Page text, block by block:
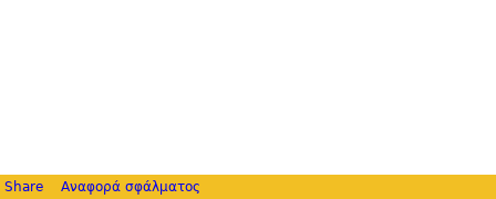
Share Αναφορά σφάλματος